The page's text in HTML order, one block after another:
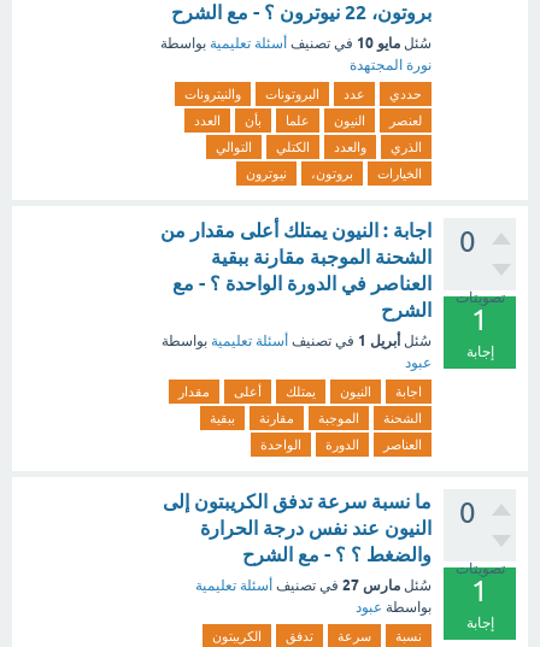
بروتون، 22 نيوترون ؟ - مع الشرح
سُئل مايو 10 في تصنيف أسئلة تعليمية بواسطة
نورة المجتهدة
حددي عدد البروتونات
والنيترونات
لعنصر
النيون علما بأن
العدد
الذري
والعدد الكتلي
التوالي
الخيارات
بروتون، نيوترون
0
تصويتات
1
إجابة
اجابة : النيون يمتلك أعلى مقدار من
الشحنة الموجبة مقارنة ببقية
العناصر في الدورة الواحدة ؟ - مع
الشرح
سُئل أبريل 1 في تصنيف أسئلة تعليمية بواسطة
عبود
اجابة النيون يمتلك أعلى
مقدار
الشحنة
الموجبة مقارنة
ببقية
العناصر
الدورة الواحدة
0
تصويتات
1
إجابة
ما نسبة سرعة تدفق الكريبتون إلى
النيون عند نفس درجة الحرارة
والضغط ؟ ؟ - مع الشرح
سُئل مارس 27 في تصنيف أسئلة تعليمية
بواسطة عبود
نسبة سرعة تدفق
الكريبتون